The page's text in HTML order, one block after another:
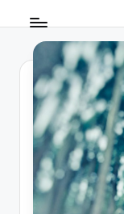
ン
ガ
ー
ソ
ン
グ